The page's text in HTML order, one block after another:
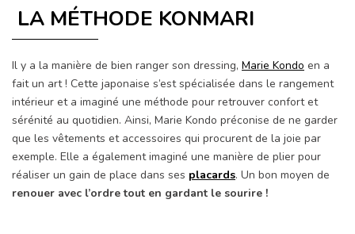
LA MÉTHODE KONMARI
Il y a la manière de bien ranger son dressing, Marie Kondo en a
fait un art ! Cette japonaise s’est spécialisée dans le rangement
intérieur et a imaginé une méthode pour retrouver confort et
sérénité au quotidien. Ainsi, Marie Kondo préconise de ne garder
que les vêtements et accessoires qui procurent de la joie par
exemple. Elle a également imaginé une manière de plier pour
réaliser un gain de place dans ses placards. Un bon moyen de
renouer avec l’ordre tout en gardant le sourire !